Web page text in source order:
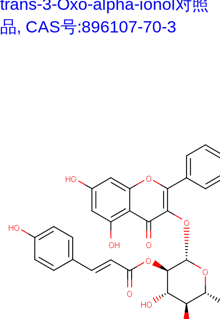
trans-3-Oxo-alpha-ionol对照
品, CAS号:896107-70-3